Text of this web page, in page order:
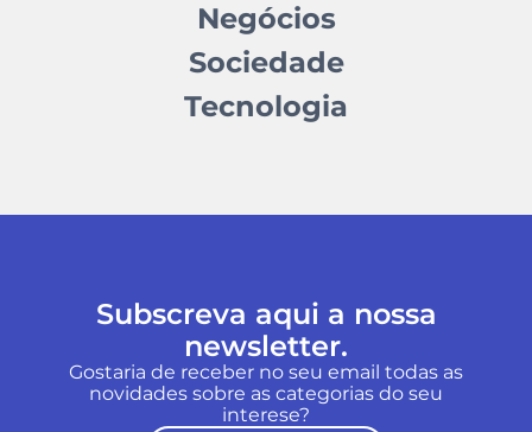
Negócios
Sociedade
Tecnologia
Subscreva aqui a nossa
newsletter.
Gostaria de receber no seu email todas as
novidades sobre as categorias do seu
interese?